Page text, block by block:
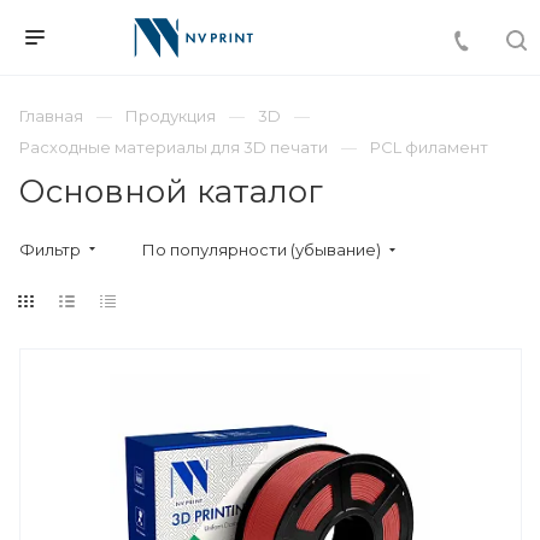
Главная Продукция
3D
Расходные материалы для 3D печати
PCL филамент
Основной каталог
Фильтр По популярности (убывание)